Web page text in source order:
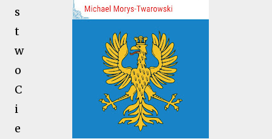
s
t
w
o
C
i
e